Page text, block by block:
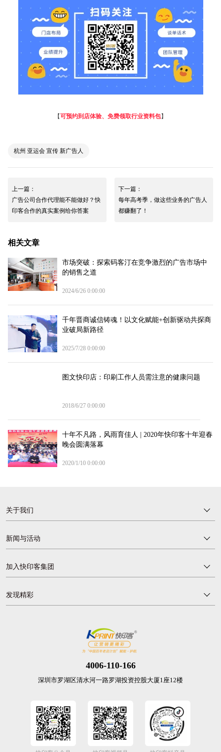
【可预约到店体验、免费领取行业资料包】
杭州 亚运会 宣传 新广告人
上一篇：
广告公司合作代理能不能做好？快
印客合作的真实案例给你答案
下一篇：
每年高考季，做这些业务的广告人
都赚翻了！
相关文章
市场突破：探索码客汀在竞争激烈的广告市场中
的销售之道
2024/6/26 0:00:00
千年晋商诚信铸魂！以文化赋能+创新驱动共探商
业破局新路径
2025/7/28 0:00:00
图文快印店：印刷工作人员需注意的健康问题
2018/6/27 0:00:00
十年不凡路，风雨育佳人 | 2020年快印客十年迎春
晚会圆满落幕
2020/1/10 0:00:00
4006-110-166
深圳市罗湖区清水河一路罗湖投资控股大厦1座12楼
关于我们
新闻与活动
加入快印客集团
发现精彩